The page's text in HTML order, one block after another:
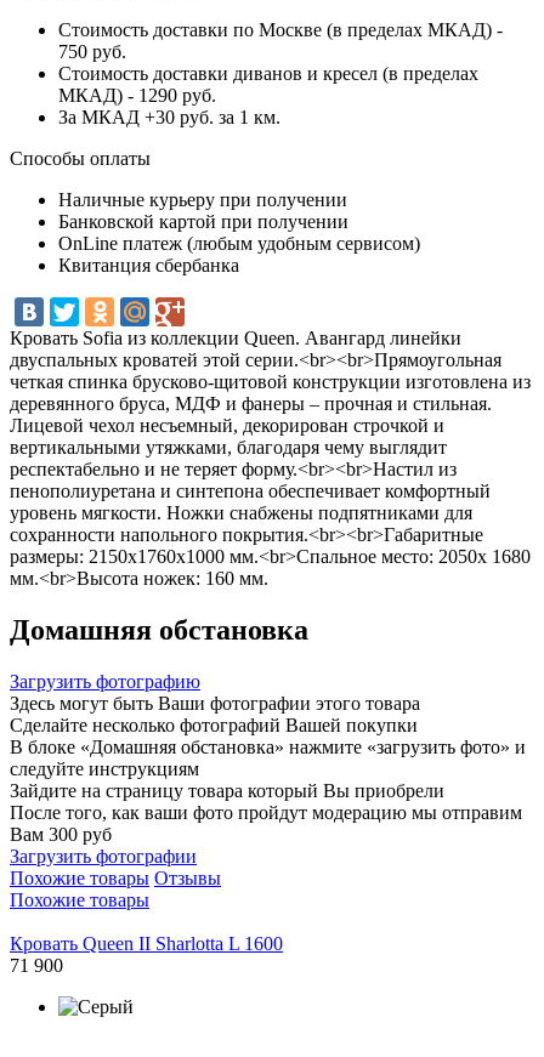
Стоимость доставки по Москве (в пределах МКАД) -
750 руб.
Стоимость доставки диванов и кресел (в пределах
МКАД) - 1290 руб.
За МКАД +30 руб. за 1 км.
Способы оплаты
Наличные курьеру при получении
Банковской картой при получении
OnLine платеж (любым удобным сервисом)
Квитанция сбербанка
Кровать Sofia из коллекции Queen. Авангард линейки
двуспальных кроватей этой серии.<br><br>Прямоугольная
четкая спинка брусково-щитовой конструкции изготовлена из
деревянного бруса, МДФ и фанеры – прочная и стильная.
Лицевой чехол несъемный, декорирован строчкой и
вертикальными утяжками, благодаря чему выглядит
респектабельно и не теряет форму.<br><br>Настил из
пенополиуретана и синтепона обеспечивает комфортный
уровень мягкости. Ножки снабжены подпятниками для
сохранности напольного покрытия.<br><br>Габаритные
размеры: 2150х1760х1000 мм.<br>Спальное место: 2050х 1680
мм.<br>Высота ножек: 160 мм.
Домашняя обстановка
Загрузить фотографию
Здесь могут быть Ваши фотографии этого товара
Сделайте несколько фотографий Вашей покупки
В блоке «Домашняя обстановка» нажмите «загрузить фото» и
следуйте инструкциям
Зайдите на страницу товара который Вы приобрели
После того, как ваши фото пройдут модерацию мы отправим
Вам 300 руб
Загрузить фотографии
Похожие товары Отзывы
Похожие товары
Кровать Queen II Sharlotta L 1600
71 900